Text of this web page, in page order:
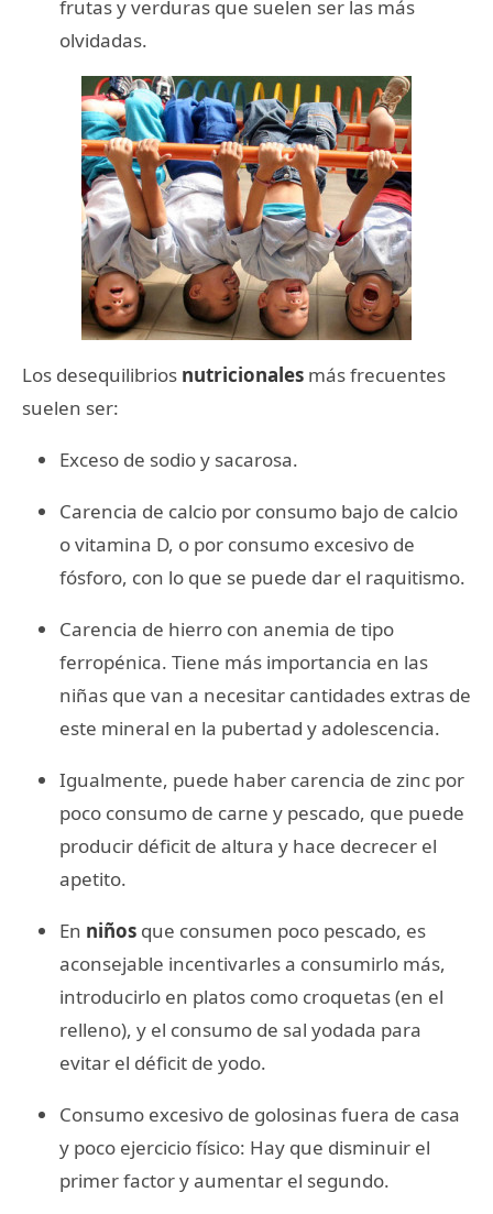
frutas y verduras que suelen ser las más
olvidadas.
Los desequilibrios nutricionales más frecuentes
suelen ser:
Exceso de sodio y sacarosa.
Carencia de calcio por consumo bajo de calcio
o vitamina D, o por consumo excesivo de
fósforo, con lo que se puede dar el raquitismo.
Carencia de hierro con anemia de tipo
ferropénica. Tiene más importancia en las
niñas que van a necesitar cantidades extras de
este mineral en la pubertad y adolescencia.
Igualmente, puede haber carencia de zinc por
poco consumo de carne y pescado, que puede
producir déficit de altura y hace decrecer el
apetito.
En niños que consumen poco pescado, es
aconsejable incentivarles a consumirlo más,
introducirlo en platos como croquetas (en el
relleno), y el consumo de sal yodada para
evitar el déficit de yodo.
Consumo excesivo de golosinas fuera de casa
y poco ejercicio físico: Hay que disminuir el
primer factor y aumentar el segundo.